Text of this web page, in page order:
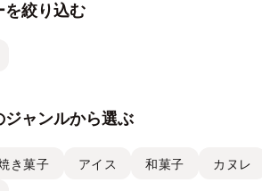
を絞り込む
ャンルから選ぶ
き菓子 アイス 和菓子 カヌレ